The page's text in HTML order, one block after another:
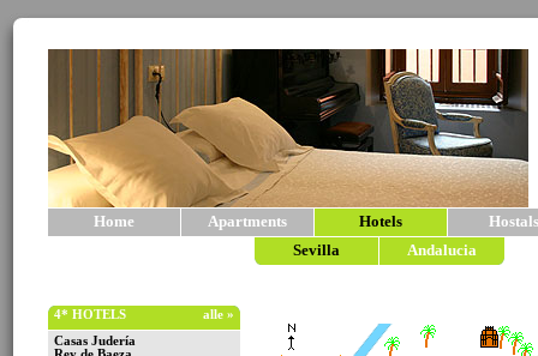
Home Apartments Hotels
Hostals
Sevilla
Andalucia
alle »
4* HOTELS
Casas Judería